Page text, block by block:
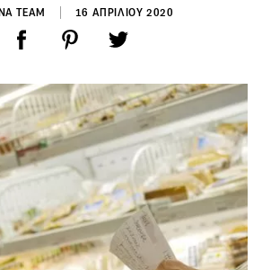
TEAM 16 ΑΠΡΙΛΙΟΥ 2020